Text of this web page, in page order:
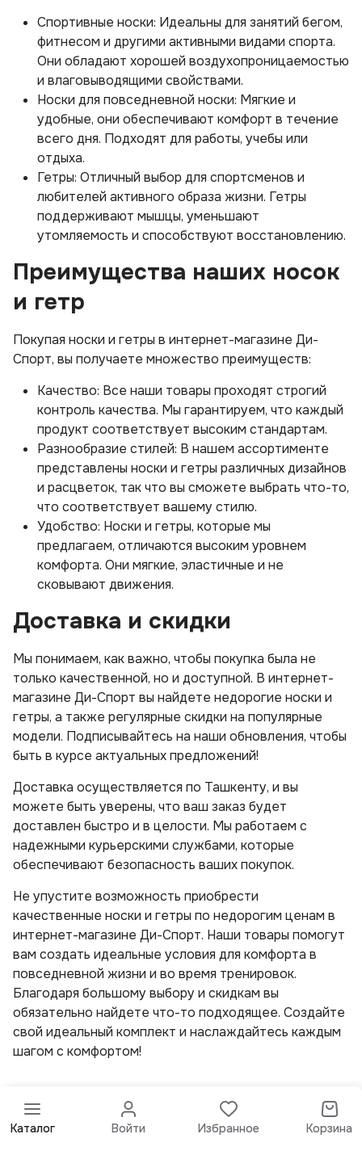
Спортивные носки: Идеальны для занятий бегом,
фитнесом и другими активными видами спорта.
Они обладают хорошей воздухопроницаемостью
и влаговыводящими свойствами.
Носки для повседневной носки: Мягкие и
удобные, они обеспечивают комфорт в течение
всего дня. Подходят для работы, учебы или
отдыха.
Гетры: Отличный выбор для спортсменов и
любителей активного образа жизни. Гетры
поддерживают мышцы, уменьшают
утомляемость и способствуют восстановлению.
Преимущества наших носок
и гетр
Покупая носки и гетры в интернет-магазине Ди-
Спорт, вы получаете множество преимуществ:
Качество: Все наши товары проходят строгий
контроль качества. Мы гарантируем, что каждый
продукт соответствует высоким стандартам.
Разнообразие стилей: В нашем ассортименте
представлены носки и гетры различных дизайнов
и расцветок, так что вы сможете выбрать что-то,
что соответствует вашему стилю.
Удобство: Носки и гетры, которые мы
предлагаем, отличаются высоким уровнем
комфорта. Они мягкие, эластичные и не
сковывают движения.
Доставка и скидки
Мы понимаем, как важно, чтобы покупка была не
только качественной, но и доступной. В интернет-
магазине Ди-Спорт вы найдете недорогие носки и
гетры, а также регулярные скидки на популярные
модели. Подписывайтесь на наши обновления, чтобы
быть в курсе актуальных предложений!
Доставка осуществляется по Ташкенту, и вы
можете быть уверены, что ваш заказ будет
доставлен быстро и в целости. Мы работаем с
надежными курьерскими службами, которые
обеспечивают безопасность ваших покупок.
Не упустите возможность приобрести
качественные носки и гетры по недорогим ценам в
интернет-магазине Ди-Спорт. Наши товары помогут
вам создать идеальные условия для комфорта в
повседневной жизни и во время тренировок.
Благодаря большому выбору и скидкам вы
обязательно найдете что-то подходящее. Создайте
свой идеальный комплект и наслаждайтесь каждым
шагом с комфортом!
Каталог Войти Избранное Корзина